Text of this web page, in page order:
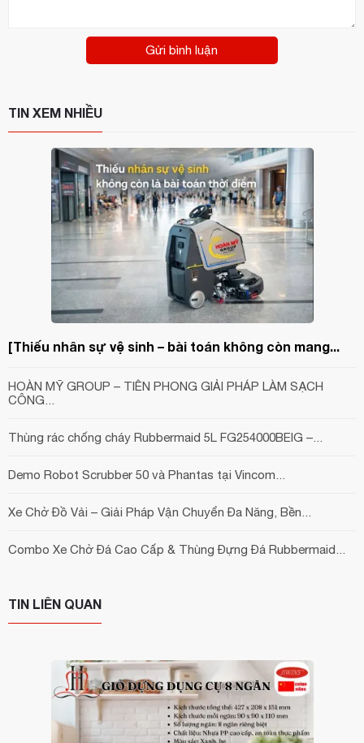
Gửi bình luận
TIN XEM NHIỀU
[Thiếu nhân sự vệ sinh – bài toán không còn mang...
HOÀN MỸ GROUP – TIÊN PHONG GIẢI PHÁP LÀM SẠCH
CÔNG...
Thùng rác chống cháy Rubbermaid 5L FG254000BEIG –...
Demo Robot Scrubber 50 và Phantas tại Vincom...
Xe Chở Đồ Vải – Giải Pháp Vận Chuyển Đa Năng, Bền...
Combo Xe Chở Đá Cao Cấp & Thùng Đựng Đá Rubbermaid...
TIN LIÊN QUAN